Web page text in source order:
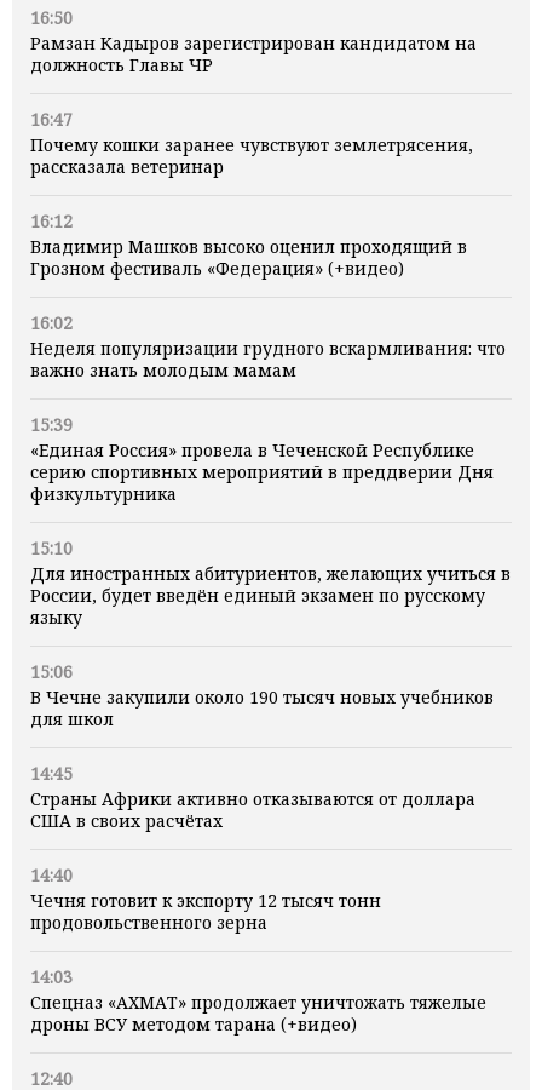
16:50
Рамзан Кадыров зарегистрирован кандидатом на
должность Главы ЧР
16:47
Почему кошки заранее чувствуют землетрясения,
рассказала ветеринар
16:12
Владимир Машков высоко оценил проходящий в
Грозном фестиваль «Федерация» (+видео)
16:02
Неделя популяризации грудного вскармливания: что
важно знать молодым мамам
15:39
«Единая Россия» провела в Чеченской Республике
серию спортивных мероприятий в преддверии Дня
физкультурника
15:10
Для иностранных абитуриентов, желающих учиться в
России, будет введён единый экзамен по русскому
языку
15:06
В Чечне закупили около 190 тысяч новых учебников
для школ
14:45
Страны Африки активно отказываются от доллара
США в своих расчётах
14:40
Чечня готовит к экспорту 12 тысяч тонн
продовольственного зерна
14:03
Спецназ «АХМАТ» продолжает уничтожать тяжелые
дроны ВСУ методом тарана (+видео)
12:40